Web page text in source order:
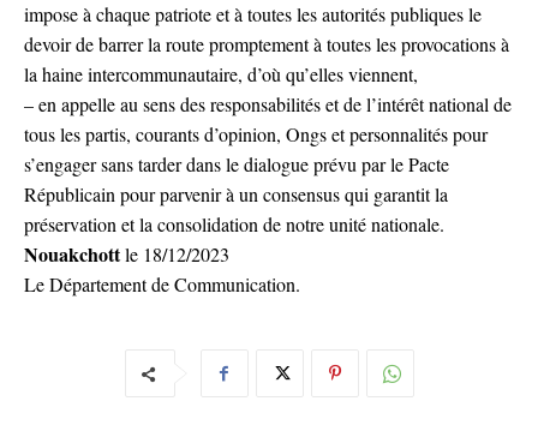
impose à chaque patriote et à toutes les autorités publiques le
devoir de barrer la route promptement à toutes les provocations à
la haine intercommunautaire, d’où qu’elles viennent,
– en appelle au sens des responsabilités et de l’intérêt national de
tous les partis, courants d’opinion, Ongs et personnalités pour
s’engager sans tarder dans le dialogue prévu par le Pacte
Républicain pour parvenir à un consensus qui garantit la
préservation et la consolidation de notre unité nationale.
Nouakchottle 18/12/2023
Le Département de Communication.